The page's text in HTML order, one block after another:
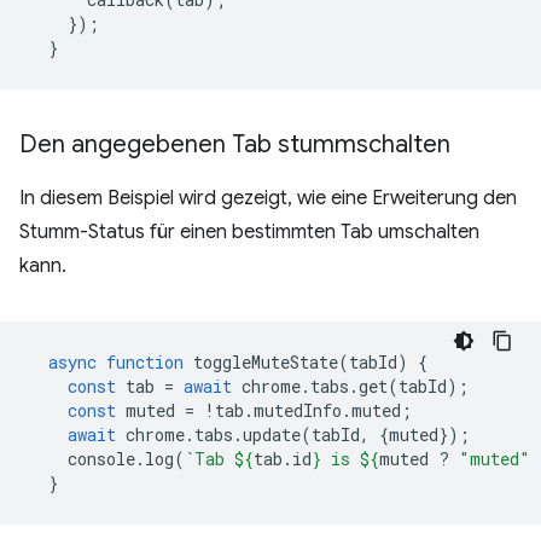
});
}
Den angegebenen Tab stummschalten
In diesem Beispiel wird gezeigt, wie eine Erweiterung den
Stumm-Status für einen bestimmten Tab umschalten
kann.
async function toggleMuteState(tabId)
{
const tab = await chrome. tabs .get(tabId);
const muted = ! tab .mutedInfo .muted ;
await chrome. tabs .update(tabId, {muted});
console. log( `Tab ${tab . id} is ${muted ? "muted"
}